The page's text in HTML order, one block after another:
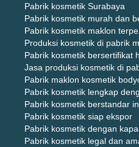
Pabrik kosmetik Surabaya
Pabrik kosmetik murah dan
Pabrik kosmetik maklon
Produksi kosmetik di pabrik
Pabrik kosmetik bersertifikat
Jasa produksi kosmetik di
Pabrik maklon kosmetik
Pabrik kosmetik lengkap
Pabrik kosmetik berstandar
Pabrik kosmetik siap ekspor
Pabrik kosmetik dengan
Pabrik kosmetik legal dan